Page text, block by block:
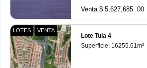
Venta $ 5,627,685 .00
LOTES VENTA
Lote Tula 4
Superficie: 16255.61 m²